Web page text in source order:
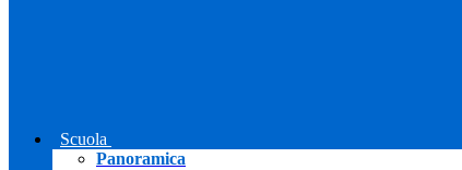
Scuola
Panoramica